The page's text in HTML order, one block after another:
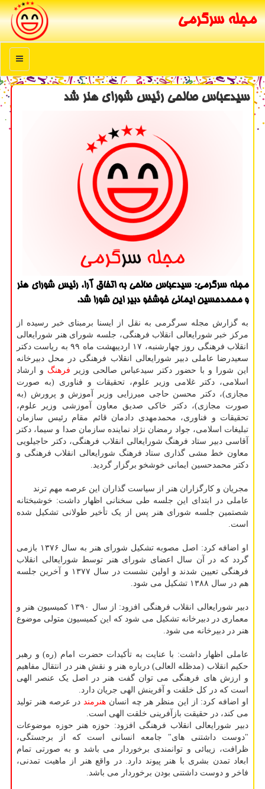
مجله سرگرمی
منو
سیدعباس صالحی رئیس شورای هنر شد
مجله سرگرمی: سیدعباس صالحی به اتفاق آرا، رئیس شورای هنر
و محمدحسین ایمانی خوشخو دبیر این شورا شد.
به گزارش مجله سرگرمی به نقل از ایسنا برمبنای خبر رسیده از
مرکز خبر شورایعالی انقلاب فرهنگی، جلسه شورای هنر شورایعالی
انقلاب فرهنگی روز چهارشنبه، ۱۷ اردیبهشت ماه ۹۹ به ریاست دکتر
سعیدرضا عاملی دبیر شورایعالی انقلاب فرهنگی در محل دبیرخانه
این شورا و با حضور دکتر سیدعباس صالحی وزیر فرهنگ و ارشاد
اسلامی، دکتر غلامی وزیر علوم، تحقیقات و فناوری (به صورت
مجازی)، دکتر محسن حاجی میرزایی وزیر آموزش و پرورش (به
صورت مجازی)، دکتر خاکی صدیق معاون آموزشی وزیر علوم،
تحقیقات و فناوری، محمدمهدی دادمان قائم مقام رئیس سازمان
تبلیغات اسلامی، جواد رمضان نژاد نماینده سازمان صدا و سیما، دکتر
آقاسی دبیر ستاد فرهنگ شورایعالی انقلاب فرهنگی، دکتر حاجیلویی
معاون خط مشی گذاری ستاد فرهنگ شورایعالی انقلاب فرهنگی و
دکتر محمدحسین ایمانی خوشخو برگزار گردید.
مجریان و کارگزاران هنر از سیاست گذاران این عرصه مهم ترند
عاملی در ابتدای این جلسه طی سخنانی اظهار داشت: خوشبختانه
شصتمین جلسه شورای هنر پس از یک تأخیر طولانی تشکیل شده
است.
او اضافه کرد: اصل مصوبه تشکیل شورای هنر به سال ۱۳۷۶ بازمی
گردد که در آن سال اعضای شورای هنر توسط شورایعالی انقلاب
فرهنگی تعیین شدند و اولین نشست در سال ۱۳۷۷ و آخرین جلسه
هم در سال ۱۳۸۸ تشکیل می شود.
دبیر شورایعالی انقلاب فرهنگی افزود: از سال ۱۳۹۰ کمیسیون هنر و
معماری در دبیرخانه تشکیل می شود که این کمیسیون متولی موضوع
هنر در دبیرخانه می شود.
عاملی اظهار داشت: با عنایت به تأکیدات حضرت امام (ره) و رهبر
حکیم انقلاب (مدظله العالی) درباره هنر و نقش هنر در انتقال مفاهیم
و ارزش های فرهنگی می توان گفت هنر در اصل یک عنصر الهی
است که در کل خلقت و آفرینش الهی جریان دارد.
او اضافه کرد: از این منظر هر چه انسان هنرمنددر عرصه هنر تولید
می کند، در حقیقت بازآفرینی خلقت الهی است.
دبیر شورایعالی انقلاب فرهنگی افزود: حوزه هنر حوزه موضوعات
"دوست داشتنی های" جامعه انسانی است که از برجستگی،
ظرافت، زیبائی و توانمندی برخوردار می باشد و به صورتی تمام
ابعاد تمدن بشری با هنر پیوند دارد. در واقع هنر از ماهیت تمدنی،
فاخر و دوست داشتنی بودن برخوردار می باشد.